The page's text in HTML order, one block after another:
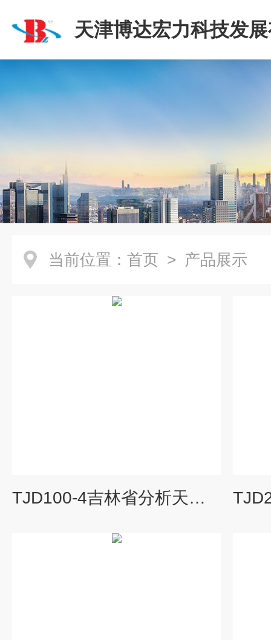
天津博达宏力科技发
司
当前位置： 首页 > 产品展示
TJD100-4吉林省分析天平生产厂家销售高精密电子天平